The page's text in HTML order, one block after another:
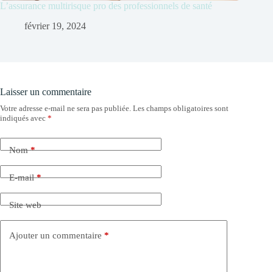
L’assurance multirisque pro des professionnels de santé
février 19, 2024
Laisser un commentaire
Votre adresse e-mail ne sera pas publiée. Les champs obligatoires sont
indiqués avec *
Nom*
E-mail*
Site web
Ajouter un commentaire *